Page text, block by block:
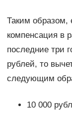
Таким образом,
компенсация в
последние три
рублей, то
следующим
10 000